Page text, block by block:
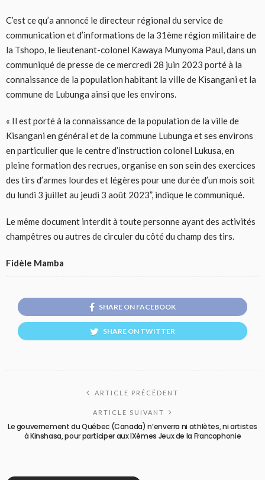
C’est ce qu’a annoncé le directeur régional du service de
communication et d’informations de la 31ème région militaire de
la Tshopo, le lieutenant-colonel Kawaya Munyoma Paul, dans un
communiqué de presse de ce mercredi 28 juin 2023 porté à la
connaissance de la population habitant la ville de Kisangani et la
commune de Lubunga ainsi que les environs.
« Il est porté à la connaissance de la population de la ville de
Kisangani en général et de la commune Lubunga et ses environs
en particulier que le centre d’instruction colonel Lukusa, en
pleine formation des recrues, organise en son sein des exercices
des tirs d’armes lourdes et légères pour une durée d’un mois soit
du lundi 3 juillet au jeudi 3 août 2023”, indique le communiqué.
Le même document interdit à toute personne ayant des activités
champêtres ou autres de circuler du côté du champ des tirs.
Fidèle Mamba
SHARE ON FACEBOOK
SHARE ON TWITTER
ARTICLE PRÉCÉDENT
ARTICLE SUIVANT
Le gouvernement du Québec (Canada) n’enverra ni athlètes, ni artistes
à Kinshasa, pour participer aux IXèmes Jeux de la Francophonie